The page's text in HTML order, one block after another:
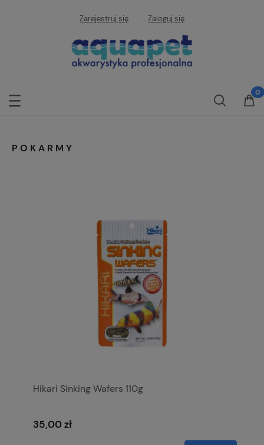
Zarejestruj się Zaloguj się
POKARMY
Hikari Sinking Wafers 110g
35,00 zł